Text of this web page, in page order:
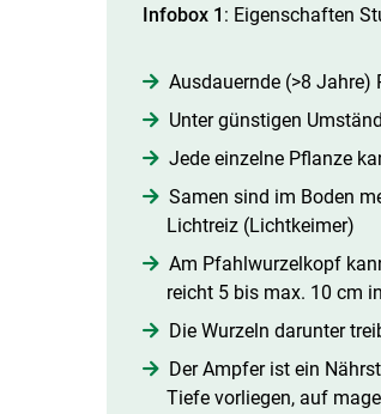
Infobox 1 : Eigenschaften
Ausdauernde (>8
Unter günstigen
Jede einzelne Pflanze
Samen sind im Boden
Lichtreiz (Lichtkeimer)
Am Pfahlwurzelkopf
reicht 5 bis max. 10 cm
Die Wurzeln darunter
Der Ampfer ist ein
Tiefe vorliegen, auf